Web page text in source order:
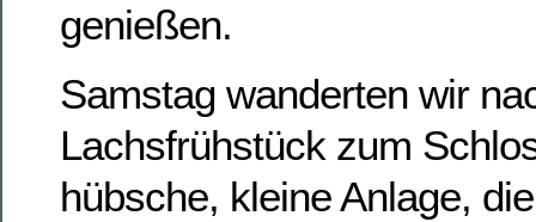
genießen.
Samstag wanderten wir
Lachsfrühstück zum
hübsche, kleine Anlage,